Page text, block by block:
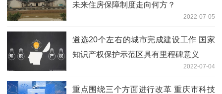
未来住房保障制度走向何方？
2022-07-05
遴选20个左右的城市完成建设工作 国家
知识产权保护示范区具有里程碑意义
2022-07-04
重点围绕三个方面进行改革 重庆市科技